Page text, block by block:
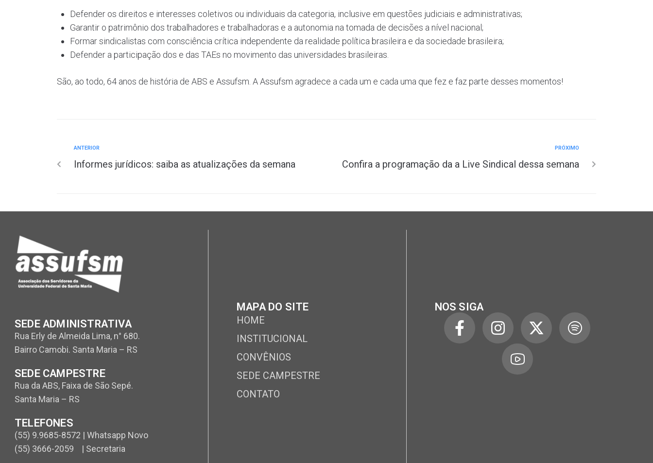
Defender os direitos e interesses coletivos ou individuais da categoria, inclusive em questões judiciais e administrativas;
Garantir o patrimônio dos trabalhadores e trabalhadoras e a autonomia na tomada de decisões a nível nacional;
Formar sindicalistas com consciência crítica independente da realidade política brasileira e da sociedade brasileira;
Defender a participação dos e das TAEs no movimento das universidades brasileiras.
São, ao todo, 64 anos de história de ABS e Assufsm. A Assufsm agradece a cada um e cada uma que fez e faz parte desses momentos!
ANTERIOR
Informes jurídicos: saiba as atualizações da semana
PRÓXIMO
Confira a programação da a Live Sindical dessa semana
SEDE ADMINISTRATIVA
Rua Erly de Almeida Lima, n° 680.
Bairro Camobi. Santa Maria – RS
SEDE CAMPESTRE
Rua da ABS, Faixa de São Sepé.
Santa Maria – RS
TELEFONES
(55) 9.9685-8572 | Whatsapp Novo
(55) 3666-2059 | Secretaria
MAPA DO SITE
HOME
INSTITUCIONAL
CONVÊNIOS
SEDE CAMPESTRE
CONTATO
NOS SIGA